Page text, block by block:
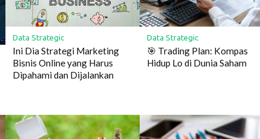
Data Strategic
Ini Dia Strategi Marketing
Bisnis Online yang Harus
Dipahami dan Dijalankan
Data Strategic
🎯 Trading Plan: Kompas
Hidup Lo di Dunia Saham